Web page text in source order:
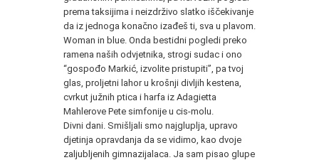
prema taksijima i neizdrživo slatko iščekivanje
da iz jednoga konačno izađeš ti, sva u plavom.
Woman in blue. Onda bestidni pogledi preko
ramena naših odvjetnika, strogi sudac i ono
“gospođo Markić, izvolite pristupiti”, pa tvoj
glas, proljetni lahor u krošnji divljih kestena,
cvrkut južnih ptica i harfa iz Adagietta
Mahlerove Pete simfonije u cis-molu.
Divni dani. Smišljali smo najgluplja, upravo
djetinja opravdanja da se vidimo, kao dvoje
zaljubljenih gimnazijalaca. Ja sam pisao glupe